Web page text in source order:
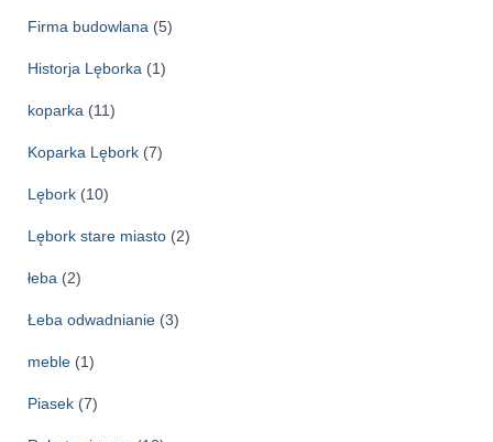
Firma budowlana (5)
Historja Lęborka (1)
koparka (11)
Koparka Lębork (7)
Lębork (10)
Lębork stare miasto (2)
łeba (2)
Łeba odwadnianie (3)
meble (1)
Piasek (7)